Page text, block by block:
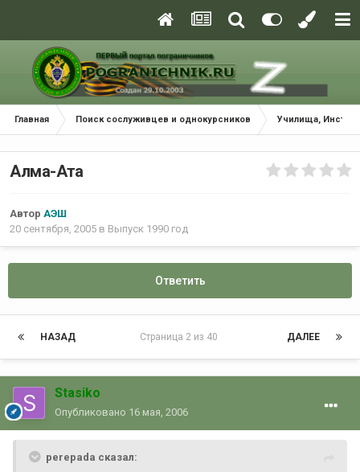
Главная Поиск сослуживцев и однокурсников Училища,
Алма-Ата
Автор АЭШ
20 сентября, 2005 в Выпуск 1990 год
Ответить
НАЗАД ДАЛЕЕ
Страница 2 из 40
Stasiko
Опубликовано 16 мая, 2006
perepada сказал: